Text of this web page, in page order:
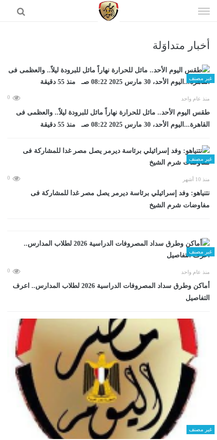
الى
أخبار متداوَلة
غير مصنف
منذ عام واحد 0
طقس اليوم الأحد.. مائل للحرارة نهاراً مائل للبرودة ليلاً.. والعظمى فى
القاهرة...اليوم الأحد، 30 مارس 2025 08:22 صـ منذ 55 دقيقة
غير مصنف
منذ 10 أشهر 0
نتنياهو: وفد إسرائيلي برئاسة ديرمر يصل مصر غدا للمشاركة فى
مفاوضات شرم الشيخ
غير مصنف
منذ عام واحد 0
أماكن وطرق سداد المصروفات الدراسية 2026 لطلاب المدارس.. اعرف
التفاصيل
غير مصنف